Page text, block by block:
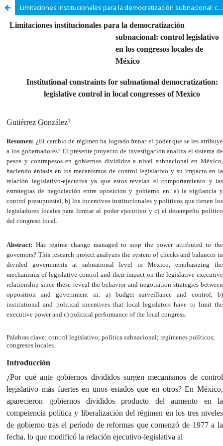
Limitaciones institucionales para la democratización subnacional: control legislativo en los congresos locales de México